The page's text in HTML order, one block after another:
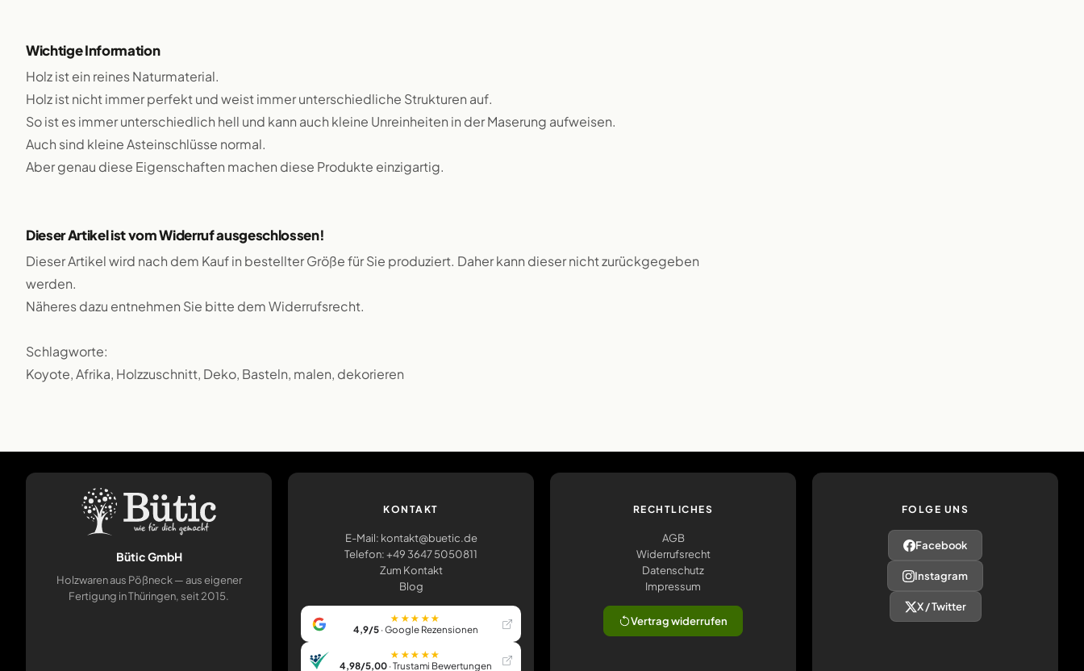
Wichtige Information
Holz ist ein reines Naturmaterial.
Holz ist nicht immer perfekt und weist immer unterschiedliche Strukturen auf.
So ist es immer unterschiedlich hell und kann auch kleine Unreinheiten in der Maserung aufweisen.
Auch sind kleine Asteinschlüsse normal.
Aber genau diese Eigenschaften machen diese Produkte einzigartig.
Dieser Artikel ist vom Widerruf ausgeschlossen!
Dieser Artikel wird nach dem Kauf in bestellter Größe für Sie produziert. Daher kann dieser nicht zurückgegeben
werden.
Näheres dazu entnehmen Sie bitte dem Widerrufsrecht.
Schlagworte:
Koyote, Afrika, Holzzuschnitt, Deko, Basteln, malen, dekorieren
Bütic GmbH
Holzwaren aus Pößneck — aus eigener
Fertigung in Thüringen, seit 2015.
KONTAKT
E-Mail: kontakt@buetic.de
Telefon: +49 3647 5050811
Zum Kontakt
Blog
★★★★★
4,9/5 · Google Rezensionen
★★★★★
4,98/5,00 · Trustami Bewertungen
RECHTLICHES
AGB
Widerrufsrecht
Datenschutz
Impressum
Vertrag widerrufen
FOLGE UNS
Facebook
Instagram
X / Twitter